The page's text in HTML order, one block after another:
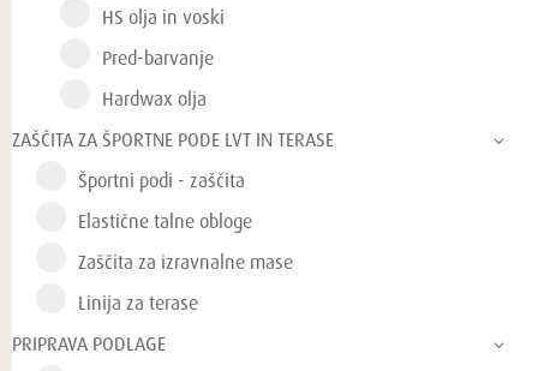
HS olja in voski
Pred-barvanje
Hardwax olja
ZAŠČITA ZA ŠPORTNE PODE LVT IN TERASE
Športni podi - zaščita
Elastične talne obloge
Zaščita za izravnalne mase
Linija za terase
PRIPRAVA PODLAGE